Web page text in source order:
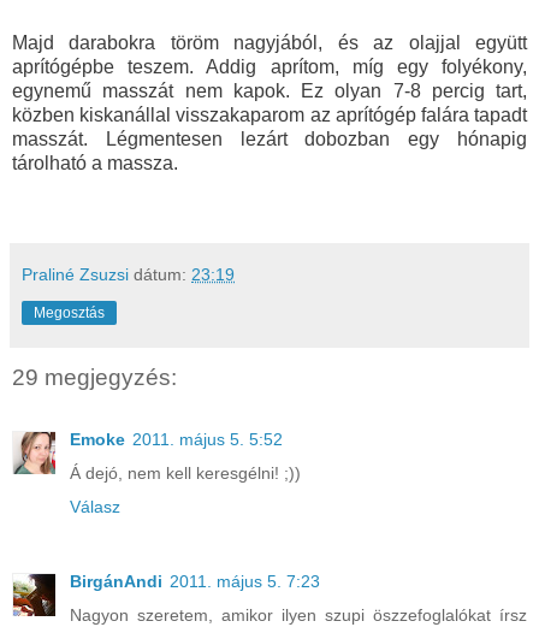
Majd darabokra töröm nagyjából, és az olajjal együtt
aprítógépbe teszem. Addig aprítom, míg egy folyékony,
egynemű masszát nem kapok. Ez olyan 7-8 percig tart,
közben kiskanállal visszakaparom az aprítógép falára tapadt
masszát. Légmentesen lezárt dobozban egy hónapig
tárolható a massza.
Praliné Zsuzsi dátum: 23:19
Megosztás
29 megjegyzés:
Emoke 2011. május 5. 5:52
Á dejó, nem kell keresgélni! ;))
Válasz
BirgánAndi 2011. május 5. 7:23
Nagyon szeretem, amikor ilyen szupi öszzefoglalókat írsz